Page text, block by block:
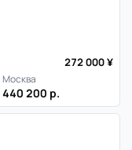
272 000 ¥
Москва
440 200 р.